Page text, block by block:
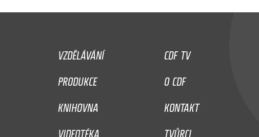
VZDĚLÁVÁNÍ
CDF TV
PRODUKCE
O CDF
KNIHOVNA
KONTAKT
VIDEOTÉKA
TVŮRCI